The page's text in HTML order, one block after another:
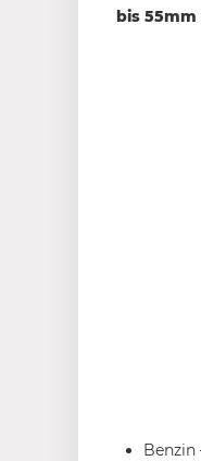
bis 55mm